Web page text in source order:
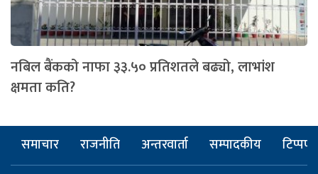
नबिल बैंकको नाफा ३३.५० प्रतिशतले बढ्यो, लाभांश
क्षमता कति?
समाचार राजनीति अन्तरवार्ता सम्पादकीय टिप्पणी